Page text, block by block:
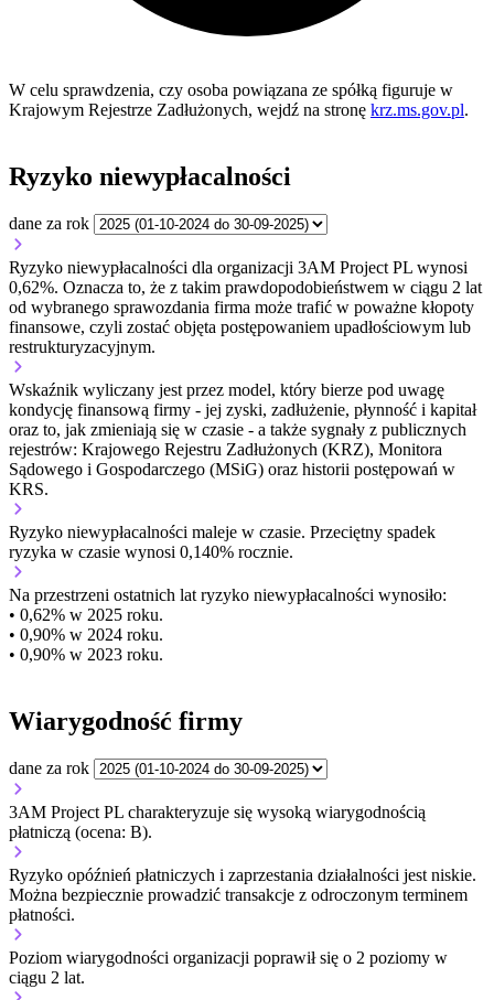
W celu sprawdzenia, czy osoba powiązana ze spółką figuruje w
Krajowym Rejestrze Zadłużonych, wejdź na stronę krz.ms.gov.pl.
Ryzyko niewypłacalności
dane za rok
Ryzyko niewypłacalności dla organizacji 3AM Project PL wynosi
0,62%. Oznacza to, że z takim prawdopodobieństwem w ciągu 2 lat
od wybranego sprawozdania firma może trafić w poważne kłopoty
finansowe, czyli zostać objęta postępowaniem upadłościowym lub
restrukturyzacyjnym.
Wskaźnik wyliczany jest przez model, który bierze pod uwagę
kondycję finansową firmy - jej zyski, zadłużenie, płynność i kapitał
oraz to, jak zmieniają się w czasie - a także sygnały z publicznych
rejestrów: Krajowego Rejestru Zadłużonych (KRZ), Monitora
Sądowego i Gospodarczego (MSiG) oraz historii postępowań w
KRS.
Ryzyko niewypłacalności maleje w czasie. Przeciętny spadek
ryzyka w czasie wynosi 0,140% rocznie.
Na przestrzeni ostatnich lat ryzyko niewypłacalności wynosiło:
• 0,62% w 2025 roku.
• 0,90% w 2024 roku.
• 0,90% w 2023 roku.
Wiarygodność firmy
dane za rok
3AM Project PL charakteryzuje się wysoką wiarygodnością
płatniczą (ocena: B).
Ryzyko opóźnień płatniczych i zaprzestania działalności jest niskie.
Można bezpiecznie prowadzić transakcje z odroczonym terminem
płatności.
Poziom wiarygodności organizacji poprawił się o 2 poziomy w
ciągu 2 lat.